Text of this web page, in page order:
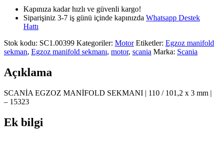
Kapınıza kadar hızlı ve güvenli kargo!
Siparişiniz 3-7 iş günü içinde kapınızda Whatsapp Destek
Hattı
Stok kodu: SC1.00399 Kategoriler: Motor Etiketler: Egzoz manifold
sekman, Egzoz manifold sekmanı, motor, scania Marka: Scania
Açıklama
SCANİA EGZOZ MANİFOLD SEKMANI | 110 / 101,2 x 3 mm |
– 15323
Ek bilgi